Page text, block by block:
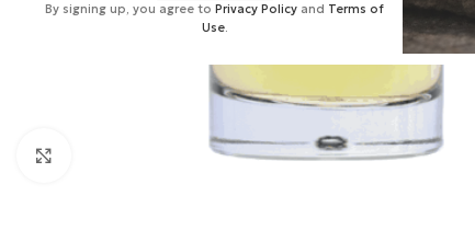
By signing up, you agree toPrivacy Policy and Terms of
Use.
Κάντε κλικ για μεγέθυνση